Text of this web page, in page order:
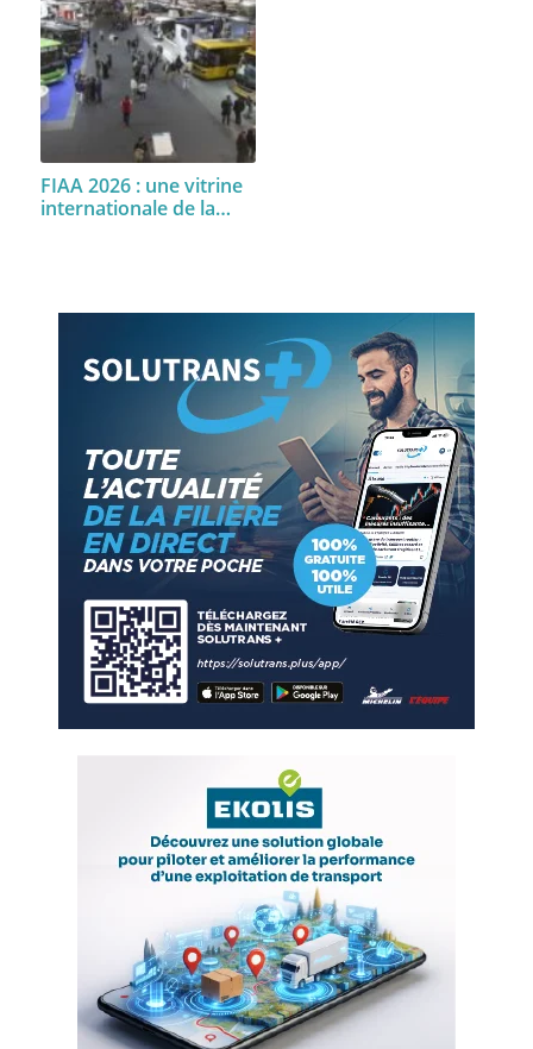
FIAA 2026 : une vitrine
internationale de la…